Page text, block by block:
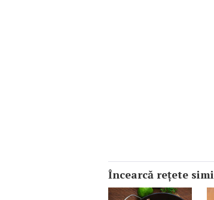
Încearcă reţete